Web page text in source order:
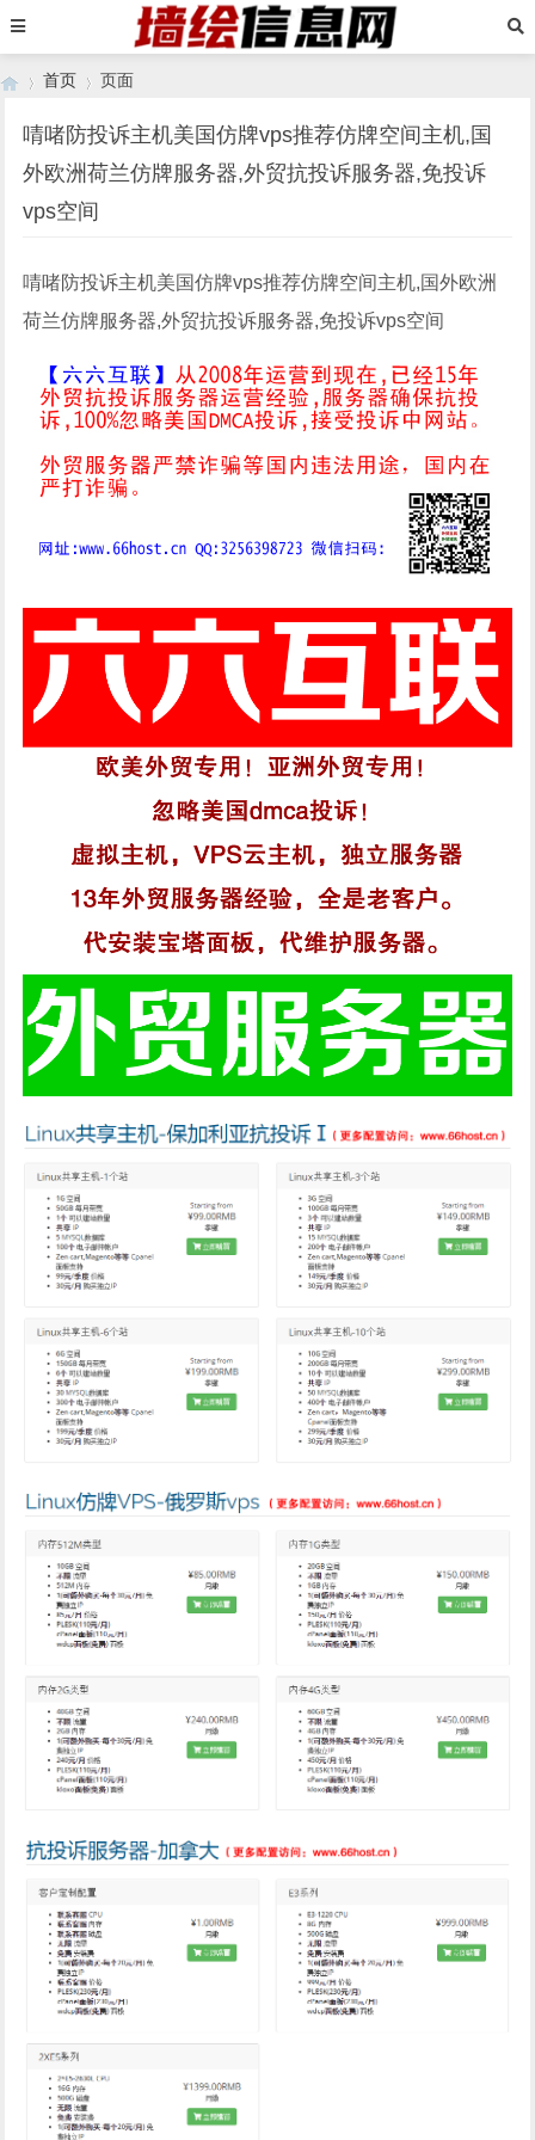
›
首页
›
页面
啨啫防投诉主机美国仿牌vps推荐仿牌空间主机,国
外欧洲荷兰仿牌服务器,外贸抗投诉服务器,免投诉
vps空间
啨啫防投诉主机美国仿牌vps推荐仿牌空间主机,国外欧洲
荷兰仿牌服务器,外贸抗投诉服务器,免投诉vps空间